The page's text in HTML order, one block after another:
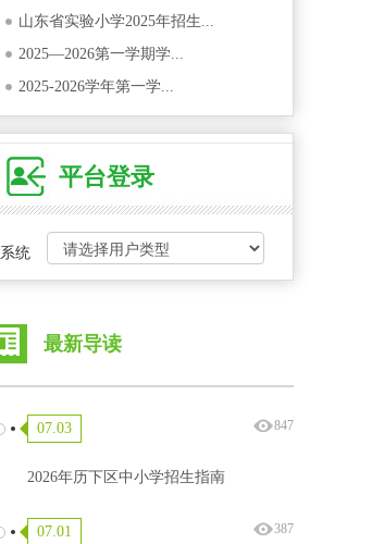
山东省实验小学2025年招生...
2025—2026第一学期学...
2025-2026学年第一学...
平台登录
系统
最新导读
847
07.03
2026年历下区中小学招生指南
387
07.01